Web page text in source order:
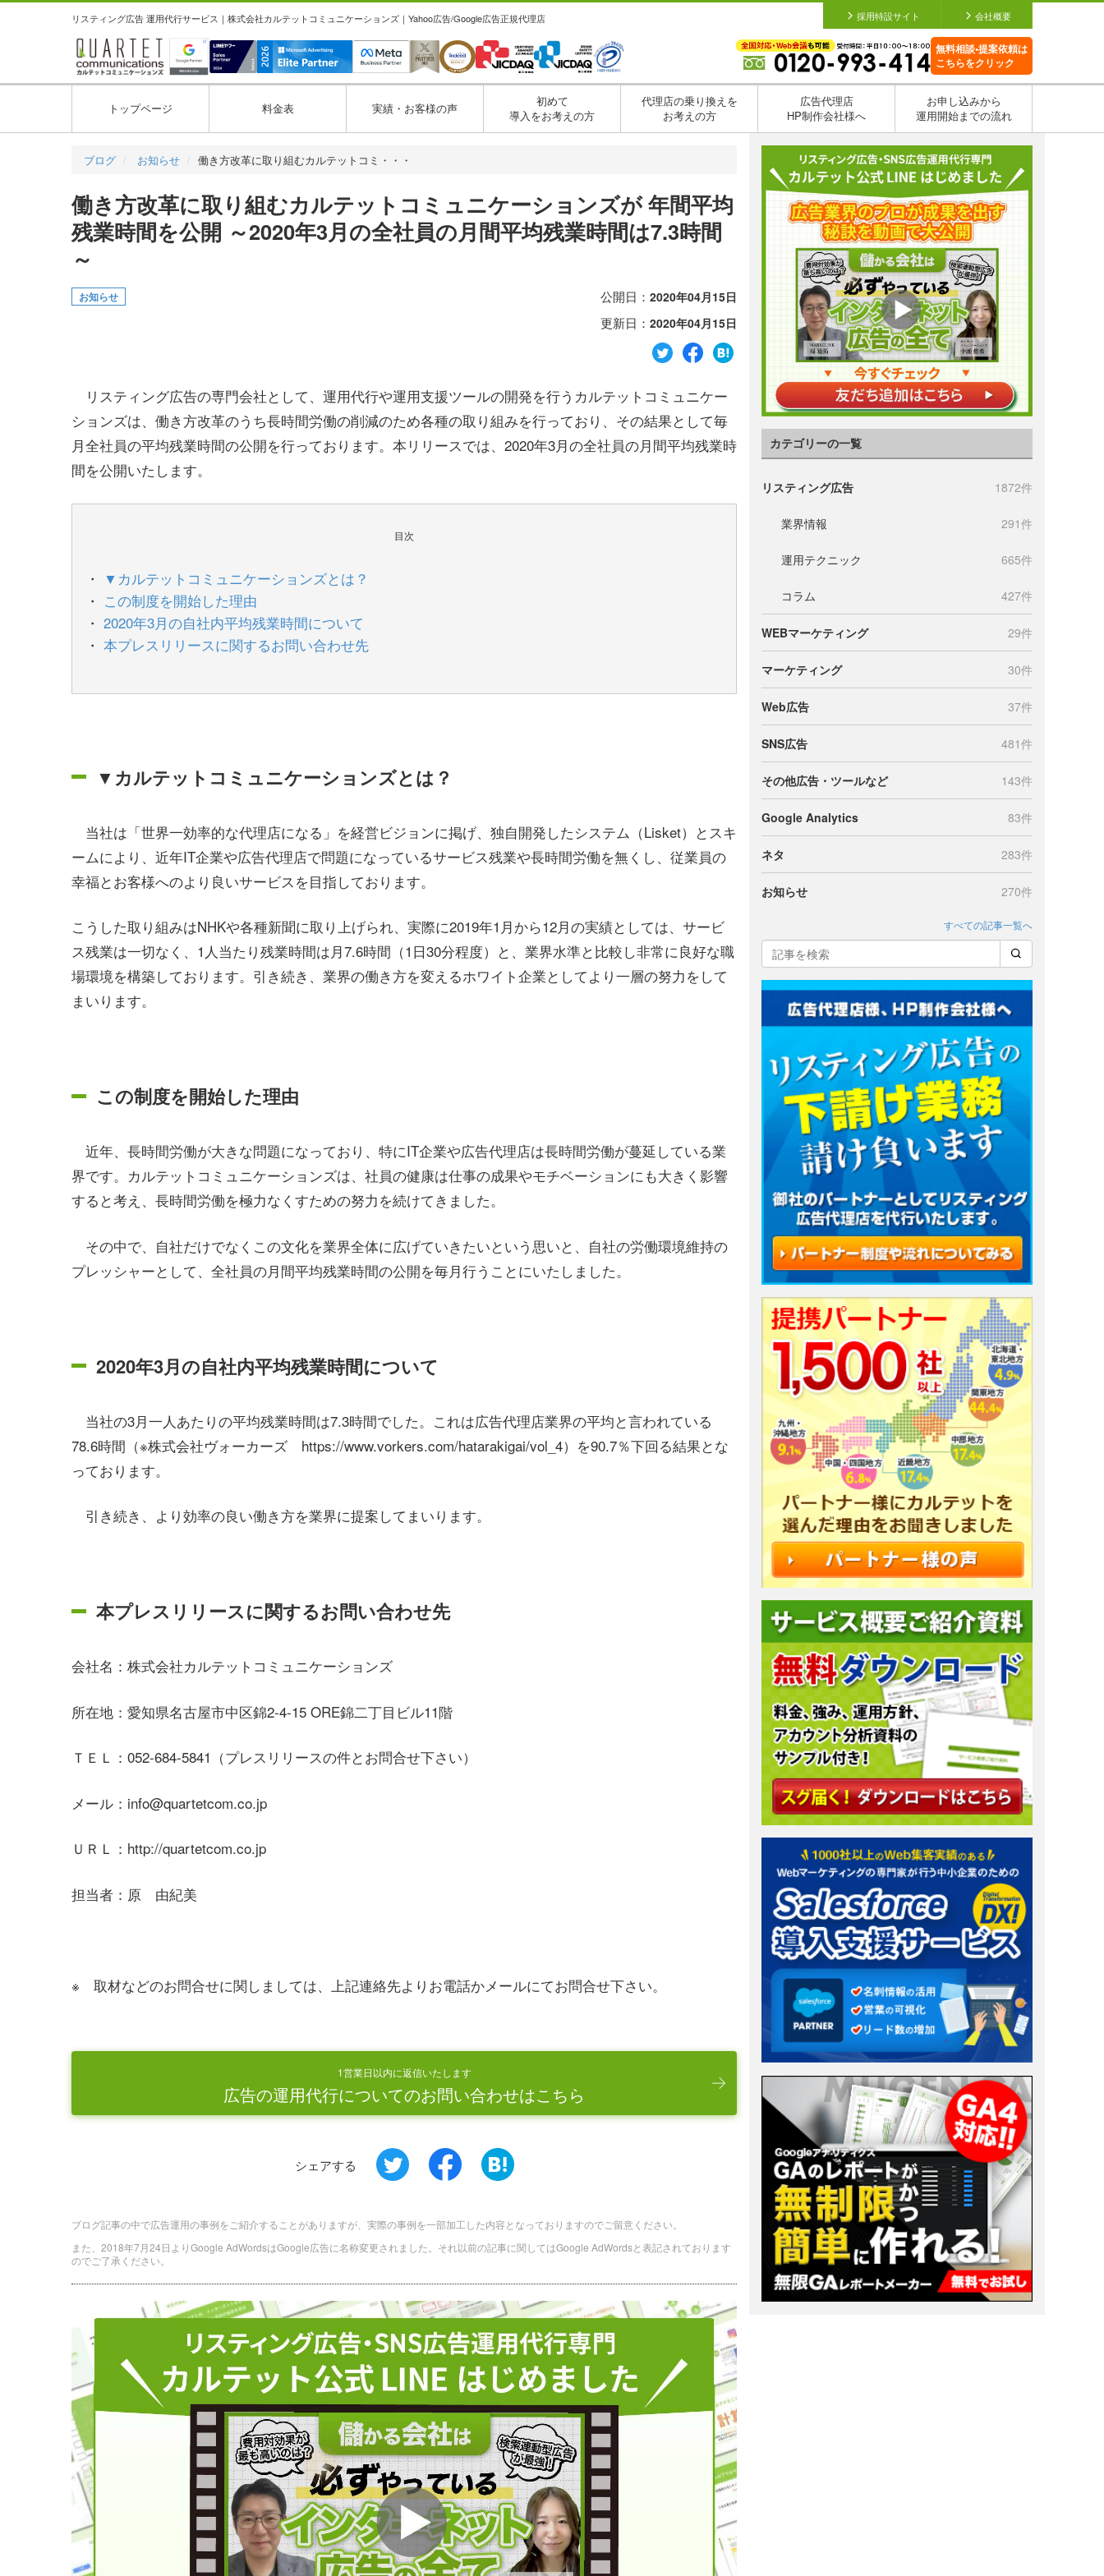
リスティング広告 運用代行サービス｜株式会社カルテットコミュニケーションズ｜Yahoo広告/Google広告正規代理店 採用特設サイト 会社概要
無料相談•提案依頼は
こちらをクリック
トップページ 料金表 実績・お客様の声
初めて
導入をお考えの方
代理店の乗り換えを
お考えの方
広告代理店
HP制作会社様へ
お申し込みから
運用開始までの流れ
ブログ お知らせ 働き方改革に取り組むカルテットコミ・・・
働き方改革に取り組むカルテットコミュニケーションズが 年間平均
残業時間を公開 ～2020年3月の全社員の月間平均残業時間は7.3時間
～
お知らせ 公開日： 2020年04月15日
更新日： 2020年04月15日
リスティング広告の専門会社として、運用代行や運用支援ツールの開発を行うカルテットコミュニケー
ションズは、働き方改革のうち長時間労働の削減のため各種の取り組みを行っており、その結果として毎
月全社員の平均残業時間の公開を行っております。本リリースでは、2020年3月の全社員の月間平均残業時
間を公開いたします。
目次
▼カルテットコミュニケーションズとは？
この制度を開始した理由
2020年3月の自社内平均残業時間について
本プレスリリースに関するお問い合わせ先
▼カルテットコミュニケーションズとは？
当社は「世界一効率的な代理店になる」を経営ビジョンに掲げ、独自開発したシステム（Lisket）とスキ
ームにより、近年IT企業や広告代理店で問題になっているサービス残業や長時間労働を無くし、従業員の
幸福とお客様へのより良いサービスを目指しております。
こうした取り組みはNHKや各種新聞に取り上げられ、実際に2019年1月から12月の実績としては、サービ
ス残業は一切なく、1人当たり残業時間は月7.6時間（1日30分程度）と、業界水準と比較し非常に良好な職
場環境を構築しております。引き続き、業界の働き方を変えるホワイト企業としてより一層の努力をして
まいります。
この制度を開始した理由
近年、長時間労働が大きな問題になっており、特にIT企業や広告代理店は長時間労働が蔓延している業
界です。カルテットコミュニケーションズは、社員の健康は仕事の成果やモチベーションにも大きく影響
すると考え、長時間労働を極力なくすための努力を続けてきました。
その中で、自社だけでなくこの文化を業界全体に広げていきたいという思いと、自社の労働環境維持の
プレッシャーとして、全社員の月間平均残業時間の公開を毎月行うことにいたしました。
2020年3月の自社内平均残業時間について
当社の3月一人あたりの平均残業時間は7.3時間でした。これは広告代理店業界の平均と言われている
78.6時間（※株式会社ヴォーカーズ https://www.vorkers.com/hatarakigai/vol_4）を90.7％下回る結果とな
っております。
引き続き、より効率の良い働き方を業界に提案してまいります。
本プレスリリースに関するお問い合わせ先
会社名：株式会社カルテットコミュニケーションズ
所在地： 愛知県名古屋市中区錦2-4-15 ORE錦二丁目ビル11階
ＴＥＬ：052-684-5841（プレスリリースの件とお問合せ下さい）
メール：info@quartetcom.co.jp
ＵＲＬ：http://quartetcom.co.jp
担当者：原 由紀美
※ 取材などのお問合せに関しましては、上記連絡先よりお電話かメールにてお問合せ下さい。
1営業日以内に返信いたします
広告の運用代行についてのお問い合わせはこちら
シェアする
ブログ記事の中で広告運用の事例をご紹介することがありますが、実際の事例を一部加工した内容となっておりますのでご留意ください。
また、2018年7月24日よりGoogle AdWordsはGoogle広告に名称変更されました。それ以前の記事に関してはGoogle AdWordsと表記されております
のでご了承ください。
カテゴリーの一覧
リスティング広告 1872件
業界情報 291件
運用テクニック 665件
コラム 427件
WEBマーケティング 29件
マーケティング 30件
Web広告 37件
SNS広告 481件
その他広告・ツールなど 143件
Google Analytics 83件
ネタ 283件
お知らせ 270件
すべての記事一覧へ